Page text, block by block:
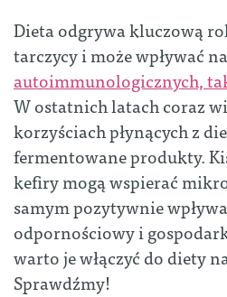
Dieta odgrywa kluczową
tarczycy i może wpływać
autoimmunologicznych,
W ostatnich latach coraz
korzyściach płynących z
fermentowane produkty.
kefiry mogą wspierać
samym pozytywnie
odpornościowy i
warto je włączyć do diety
Sprawdźmy!